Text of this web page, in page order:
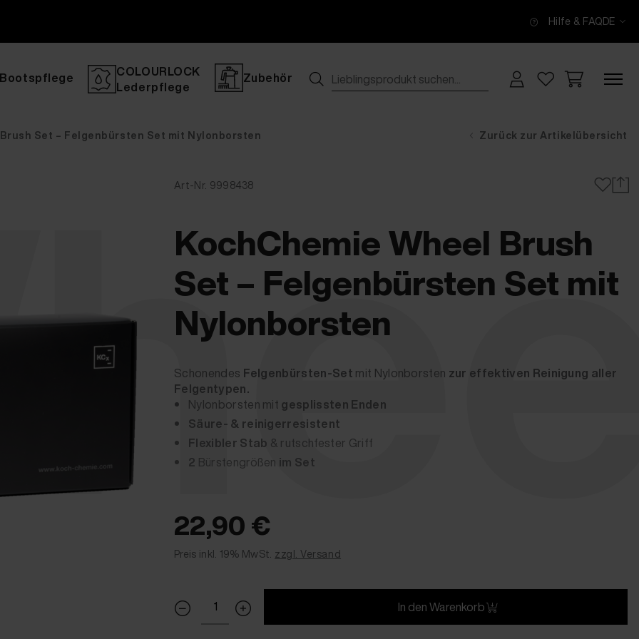
Hilfe & FAQDE
Bootspflege
COLOURLOCK
Lederpflege
Zubehör
Set – Felgenbürsten Set mit Nylonborsten Zurück zur Artikelübersicht
Art-Nr. 9998438
KochChemie Wheel Brush
Set – Felgenbürsten Set mit
Nylonborsten
Schonendes Felgenbürsten-Set mit Nylonborsten zur effektiven Reinigung aller
Felgentypen.
Nylonborsten mit gesplissten Enden
Säure- & reinigerresistent
Flexibler Stab & rutschfester Griff
2 Bürstengrößen im Set
22,90 €
Preis inkl. 19% MwSt. zzgl. Versand
In den Warenkorb